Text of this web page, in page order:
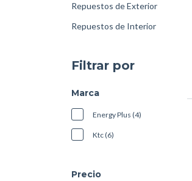
Repuestos de Exterior
Repuestos de Interior
Filtrar por
Marca
Energy Plus (4)
Ktc (6)
Precio